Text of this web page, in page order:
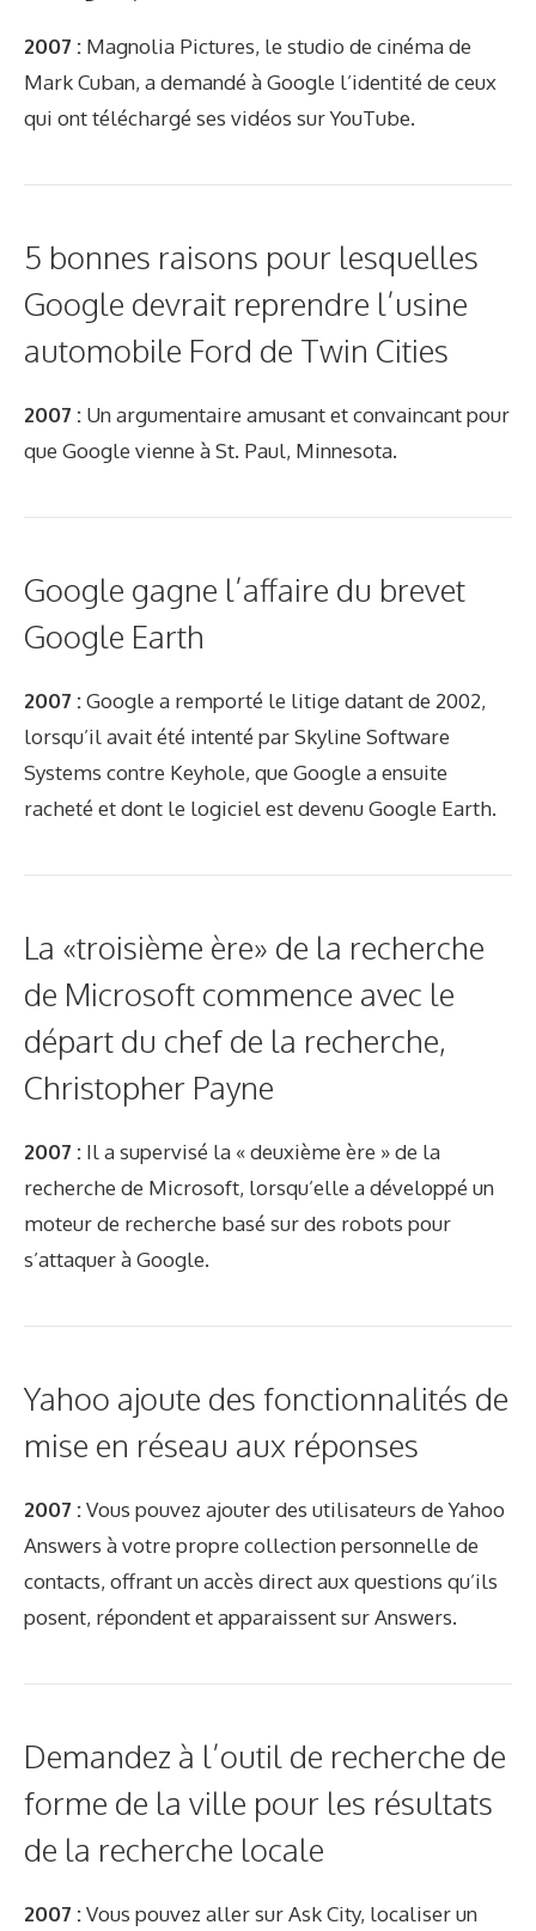
2007 : Magnolia Pictures, le studio de cinéma de
Mark Cuban, a demandé à Google l’identité de ceux
qui ont téléchargé ses vidéos sur YouTube.
5 bonnes raisons pour lesquelles
Google devrait reprendre l’usine
automobile Ford de Twin Cities
2007 : Un argumentaire amusant et convaincant pour
que Google vienne à St. Paul, Minnesota.
Google gagne l’affaire du brevet
Google Earth
2007 :Google a remporté le litige datant de 2002,
lorsqu’il avait été intenté par Skyline Software
Systems contre Keyhole, que Google a ensuite
racheté et dont le logiciel est devenu Google Earth.
La «troisième ère» de la recherche
de Microsoft commence avec le
départ du chef de la recherche,
Christopher Payne
2007 : Il a supervisé la « deuxième ère » de la
recherche de Microsoft, lorsqu’elle a développé un
moteur de recherche basé sur des robots pour
s’attaquer à Google.
Yahoo ajoute des fonctionnalités de
mise en réseau aux réponses
2007 :Vous pouvez ajouter des utilisateurs de Yahoo
Answers à votre propre collection personnelle de
contacts, offrant un accès direct aux questions qu’ils
posent, répondent et apparaissent sur Answers.
Demandez à l’outil de recherche de
forme de la ville pour les résultats
de la recherche locale
2007 :Vous pouvez aller sur Ask City, localiser un